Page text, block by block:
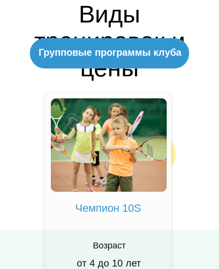
Виды
тренировок и
цены
Групповые программы клуба
Чемпион 10S
Возраст
от 4 до 10 лет